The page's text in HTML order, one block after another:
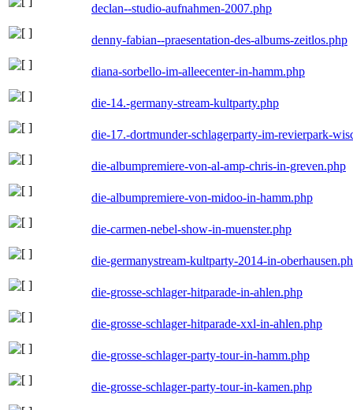
declan--studio-aufnahmen-2007.php
denny-fabian--praesentation-des-albums-zeitlos.php
diana-sorbello-im-alleecenter-in-hamm.php
die-14.-germany-stream-kultparty.php
die-17.-dortmunder-schlagerparty-im-revierpark-
die-albumpremiere-von-al-amp-chris-in-greven.php
die-albumpremiere-von-midoo-in-hamm.php
die-carmen-nebel-show-in-muenster.php
die-germanystream-kultparty-2014-in-
die-grosse-schlager-hitparade-in-ahlen.php
die-grosse-schlager-hitparade-xxl-in-ahlen.php
die-grosse-schlager-party-tour-in-hamm.php
die-grosse-schlager-party-tour-in-kamen.php